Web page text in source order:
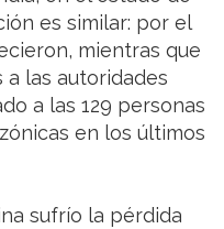
es similar: por el
mientras que
las autoridades
a las 129 personas
en los últimos
sufrío la pérdida